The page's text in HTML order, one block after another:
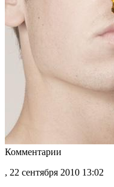
Комментарии
, 22 сентября 2010 13:02